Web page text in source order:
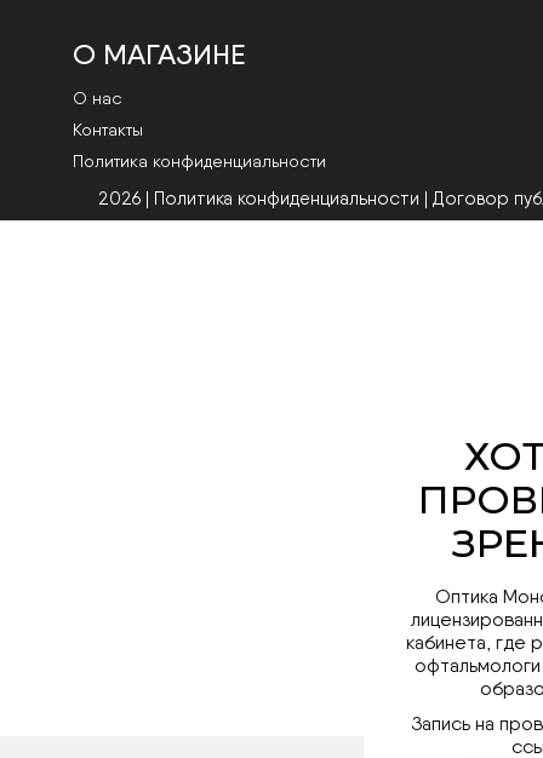
О МАГАЗИНЕ
О нас
Контакты
Политика конфиденциальности
2026 | Политика конфиденциальности | Договор
Оптика
кабинета, где
Запись на